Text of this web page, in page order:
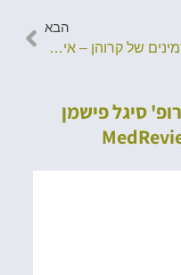
הבא
תסמינים של קרוהן – איך לזהות את המחלה ולטפל בה בזמן
סיגל פישמן